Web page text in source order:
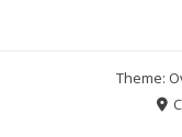
Theme: